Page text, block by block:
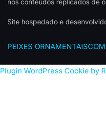
Site hospedado e
PEIXES ORNAMENTAIS
Plugin WordPress Cookie by